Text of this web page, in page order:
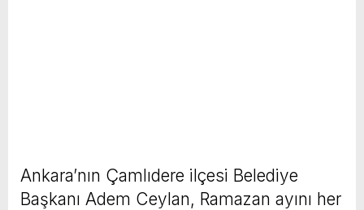
Ankara’nın Çamlıdere ilçesi Belediye
Başkanı Adem Ceylan, Ramazan ayını her